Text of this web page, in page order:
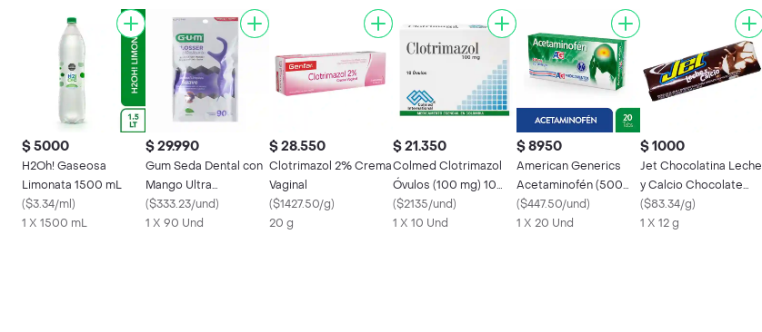
$ 5000
H2Oh! Gaseosa
Limonata 1500 mL
($3.34/ml)
1 X 1500 mL
$ 29.990
Gum Seda Dental con
Mango Ultra
Antideslizante
($333.23/und)
1 X 90 Und
$ 28.550
Clotrimazol 2% Crema
Vaginal
($1427.50/g)
20 g
$ 21.350
Colmed Clotrimazol
Óvulos (100 mg) 10
Cápsulas
($2135/und)
1 X 10 Und
$ 8950
American Generics
Acetaminofén (500
mg)
($447.50/und)
1 X 20 Und
$ 1000
Jet Chocolatina Leche
y Calcio Chocolate
Blanco
($83.34/g)
1 X 12 g